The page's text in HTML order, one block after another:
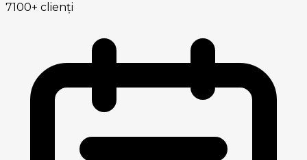
7100+ clienți